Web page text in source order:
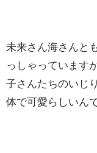
未来さん海さんと
っしゃっています
子さんたちのいじ
体で可愛らしいん